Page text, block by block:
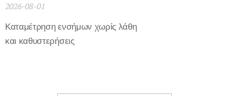
2026-08-01
Καταμέτρηση ενσήμων χωρίς λάθη
και καθυστερήσεις